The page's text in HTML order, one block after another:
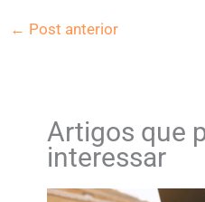
← Post anterior
Artigos que
interessar